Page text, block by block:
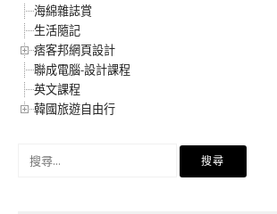
海綿雜誌賞
生活隨記
痞客邦網頁設計
聯成電腦-設計課程
英文課程
韓國旅遊自由行